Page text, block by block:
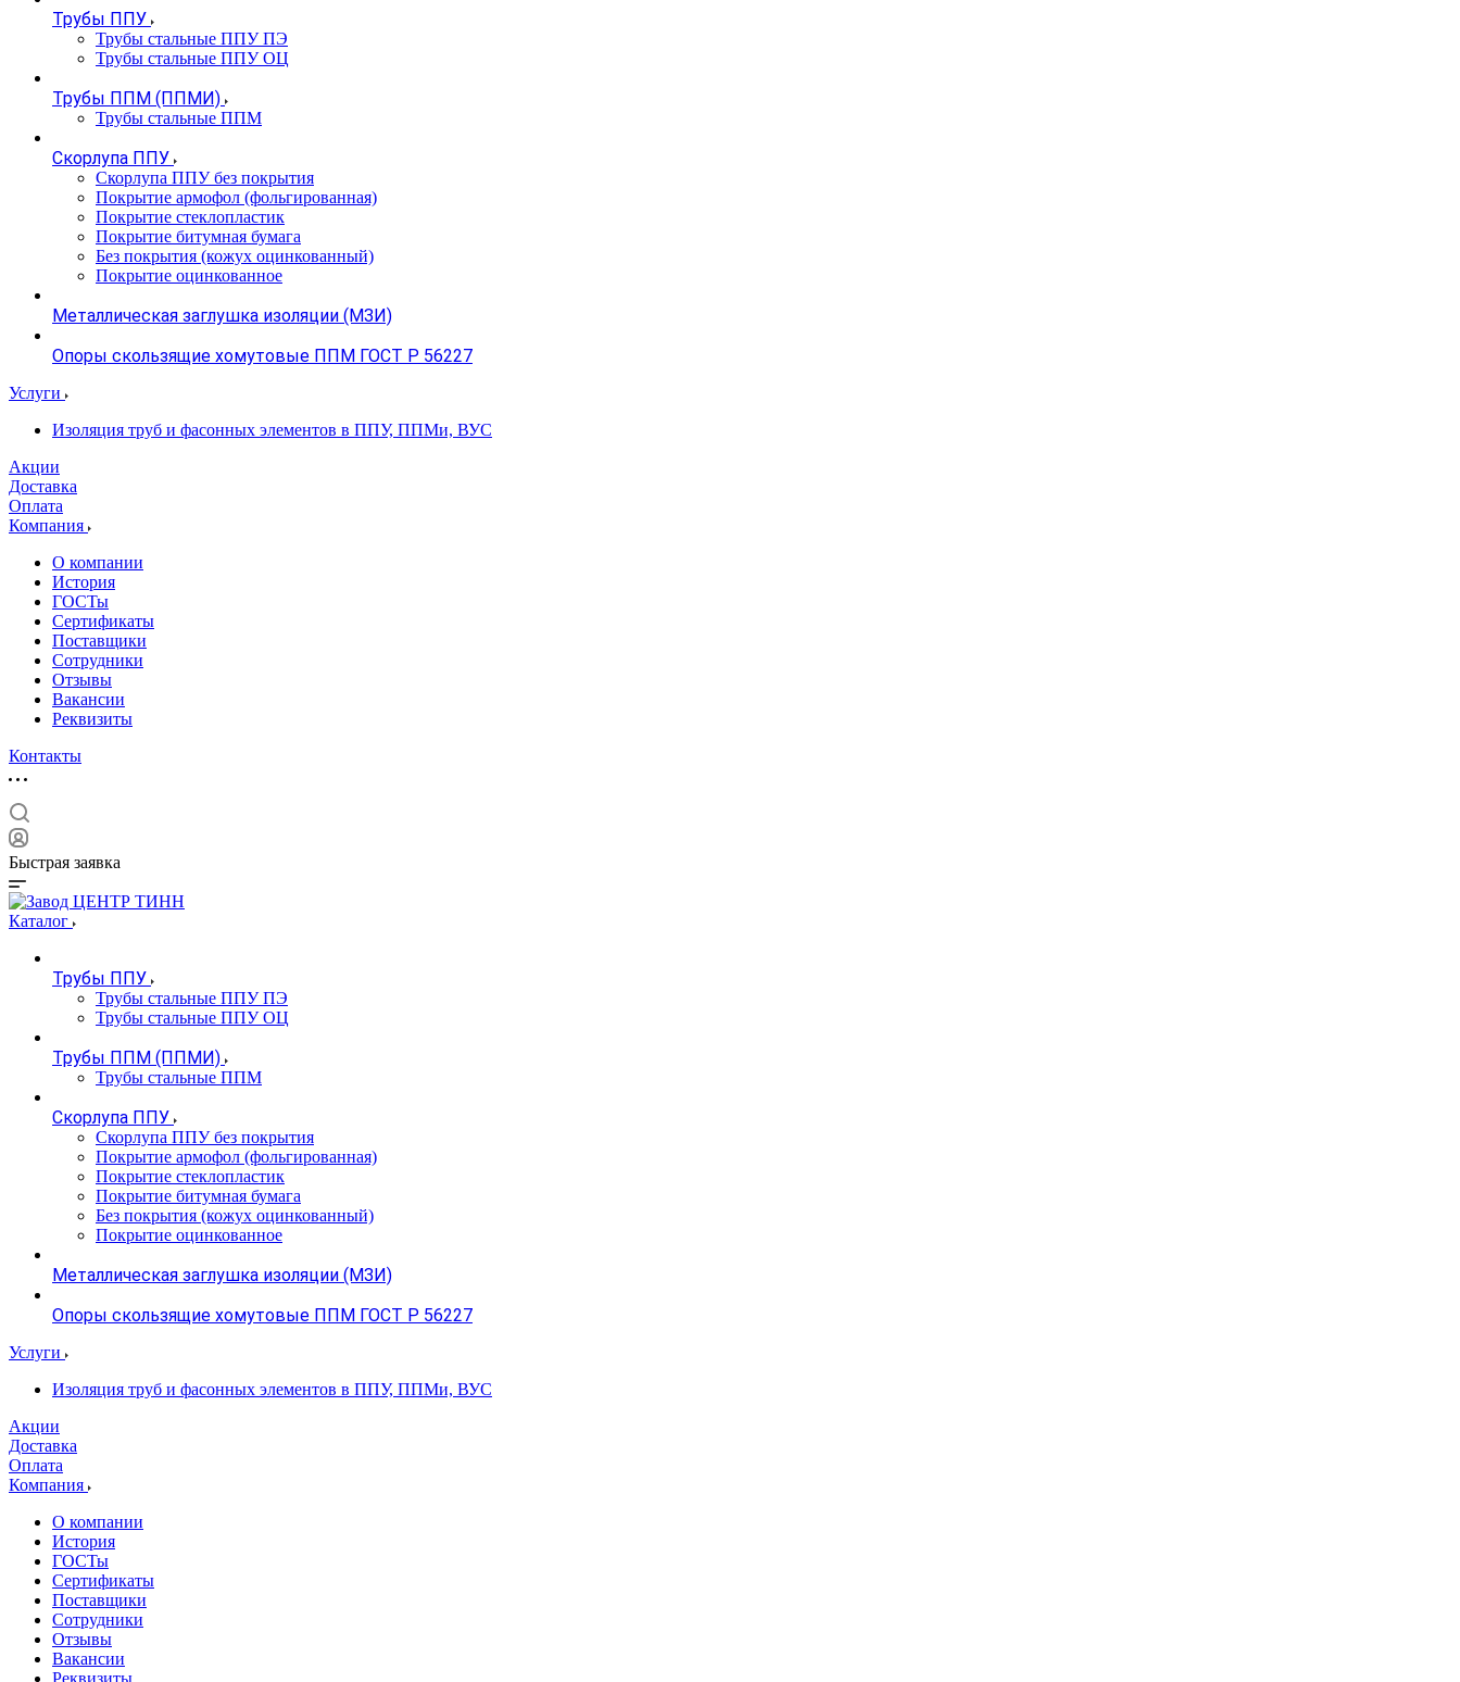
Трубы ППУ
Трубы стальные ППУ ПЭ
Трубы стальные ППУ ОЦ
Трубы ППМ (ППМИ)
Трубы стальные ППМ
Скорлупа ППУ
Скорлупа ППУ без покрытия
Покрытие армофол (фольгированная)
Покрытие стеклопластик
Покрытие битумная бумага
Без покрытия (кожух оцинкованный)
Покрытие оцинкованное
Металлическая заглушка изоляции (МЗИ)
Опоры скользящие хомутовые ППМ ГОСТ Р 56227
Услуги
Изоляция труб и фасонных элементов в ППУ, ППМи, ВУС
Акции
Доставка
Оплата
Компания
О компании
История
ГОСТы
Сертификаты
Поставщики
Сотрудники
Отзывы
Вакансии
Реквизиты
Контакты
Быстрая заявка
Каталог
Трубы ППУ
Трубы стальные ППУ ПЭ
Трубы стальные ППУ ОЦ
Трубы ППМ (ППМИ)
Трубы стальные ППМ
Скорлупа ППУ
Скорлупа ППУ без покрытия
Покрытие армофол (фольгированная)
Покрытие стеклопластик
Покрытие битумная бумага
Без покрытия (кожух оцинкованный)
Покрытие оцинкованное
Металлическая заглушка изоляции (МЗИ)
Опоры скользящие хомутовые ППМ ГОСТ Р 56227
Услуги
Изоляция труб и фасонных элементов в ППУ, ППМи, ВУС
Акции
Доставка
Оплата
Компания
О компании
История
ГОСТы
Сертификаты
Поставщики
Сотрудники
Отзывы
Вакансии
Реквизиты